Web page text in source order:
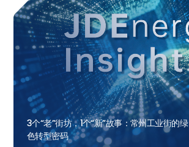
3个“老”街坊，1个“新”故事：常州工业街的绿
色转型密码